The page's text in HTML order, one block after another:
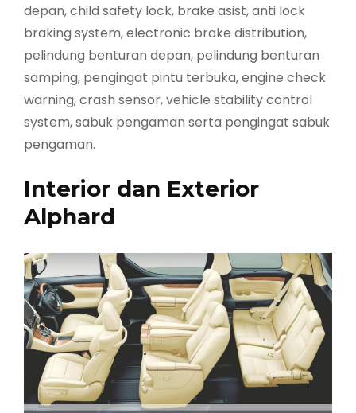
depan, child safety lock, brake asist, anti lock
braking system, electronic brake distribution,
pelindung benturan depan, pelindung benturan
samping, pengingat pintu terbuka, engine check
warning, crash sensor, vehicle stability control
system, sabuk pengaman serta pengingat sabuk
pengaman.
Interior dan Exterior
Alphard